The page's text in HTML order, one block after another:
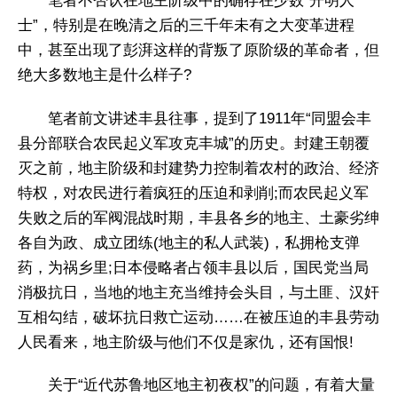
士”，特别是在晚清之后的三千年未有之大变革进程
中，甚至出现了彭湃这样的背叛了原阶级的革命者，但
绝大多数地主是什么样子?
笔者前文讲述丰县往事，提到了1911年“同盟会丰
县分部联合农民起义军攻克丰城”的历史。封建王朝覆
灭之前，地主阶级和封建势力控制着农村的政治、经济
特权，对农民进行着疯狂的压迫和剥削;而农民起义军
失败之后的军阀混战时期，丰县各乡的地主、土豪劣绅
各自为政、成立团练(地主的私人武装)，私拥枪支弹
药，为祸乡里;日本侵略者占领丰县以后，国民党当局
消极抗日，当地的地主充当维持会头目，与土匪、汉奸
互相勾结，破坏抗日救亡运动……在被压迫的丰县劳动
人民看来，地主阶级与他们不仅是家仇，还有国恨!
关于“近代苏鲁地区地主初夜权”的问题，有着大量